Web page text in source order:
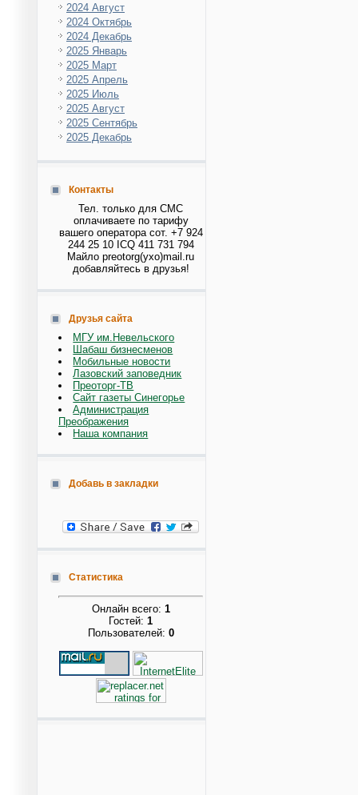
2024 Август
2024 Октябрь
2024 Декабрь
2025 Январь
2025 Март
2025 Апрель
2025 Июль
2025 Август
2025 Сентябрь
2025 Декабрь
Контакты
Тел. только для СМС
оплачиваете по тарифу
вашего оператора сот. +7 924
244 25 10 ICQ 411 731 794
Майло preotorg(ухо)mail.ru
добавляйтесь в друзья!
Друзья сайта
МГУ им.Невельского
Шабаш бизнесменов
Мобильные новости
Лазовский заповедник
Преоторг-ТВ
Сайт газеты Синегорье
Администрация
Преображения
Наша компания
Добавь в закладки
Статистика
Онлайн всего: 1
Гостей: 1
Пользователей: 0